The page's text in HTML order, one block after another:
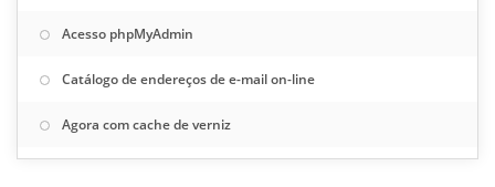
Acesso phpMyAdmin
Catálogo de endereços de e-mail on-line
Agora com cache de verniz